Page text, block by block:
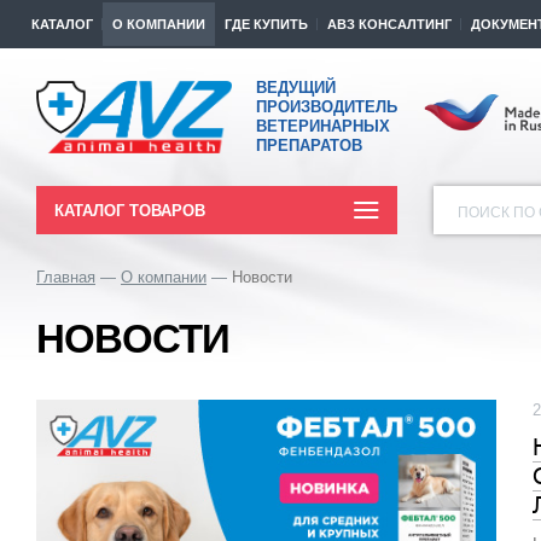
КАТАЛОГ О КОМПАНИИ ГДЕ КУПИТЬ АВЗ КОНСАЛТИНГ
ВЕДУЩИЙ
ПРОИЗВОДИТЕЛЬ
ВЕТЕРИНАРНЫХ
ПРЕПАРАТОВ
КАТАЛОГ ТОВАРОВ ПОИСК ПО
Главная О компании Новости
НОВОСТИ